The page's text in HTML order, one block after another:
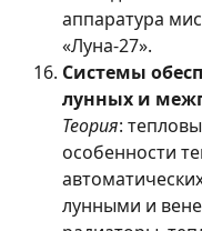
аппаратура
«Луна-27».
Системы
лунных и
Теория:
особенности
лунными и